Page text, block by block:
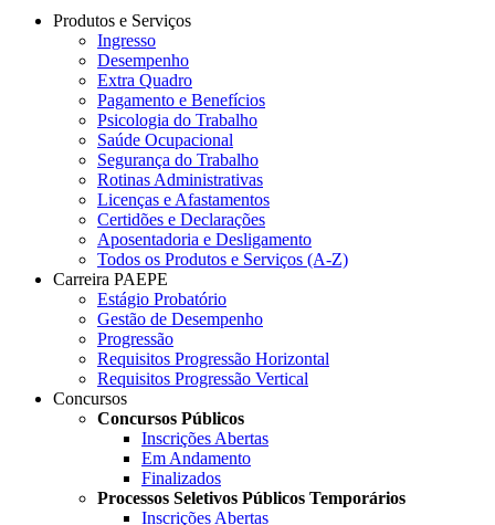
Produtos e Serviços
Ingresso
Desempenho
Extra Quadro
Pagamento e Benefícios
Psicologia do Trabalho
Saúde Ocupacional
Segurança do Trabalho
Rotinas Administrativas
Licenças e Afastamentos
Certidões e Declarações
Aposentadoria e Desligamento
Todos os Produtos e Serviços (A-Z)
Carreira PAEPE
Estágio Probatório
Gestão de Desempenho
Progressão
Requisitos Progressão Horizontal
Requisitos Progressão Vertical
Concursos
Concursos Públicos
Inscrições Abertas
Em Andamento
Finalizados
Processos Seletivos Públicos Temporários
Inscrições Abertas